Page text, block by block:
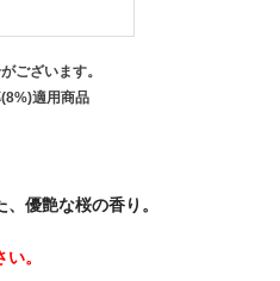
ございます。
適用商品
優艶な桜の香り。
。